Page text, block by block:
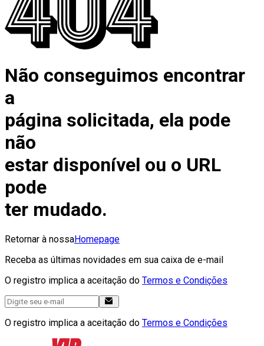
Não conseguimos encontrar
a
página solicitada, ela pode
não
estar disponível ou o URL
pode
ter mudado.
Retornar à nossaHomepage
Receba as últimas novidades em sua caixa de e-mail
O registro implica a aceitação do Termos e Condições
O registro implica a aceitação do Termos e Condições